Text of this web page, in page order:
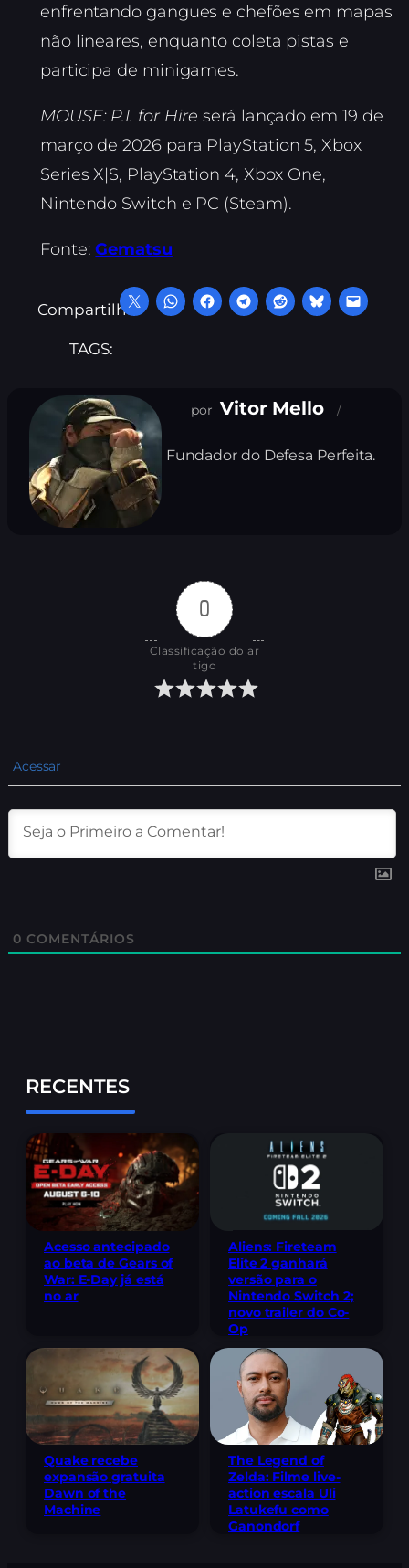
enfrentando gangues e chefões em mapas
não lineares, enquanto coleta pistas e
participa de minigames.
MOUSE: P.I. for Hire será lançado em 19 de
março de 2026 para PlayStation 5, Xbox
Series X|S, PlayStation 4, Xbox One,
Nintendo Switch e PC (Steam).
Fonte:Gematsu
Compartilhe:
TAGS:
Vitor Mello
Fundador do Defesa Perfeita.
0
Classificação do ar
tigo
Acessar
0 COMENTÁRIOS
RECENTES
Acesso antecipado
ao beta de Gears of
War: E-Day já está
no ar
Aliens: Fireteam
Elite 2 ganhará
versão para o
Nintendo Switch 2;
novo trailer do Co-
Op
Quake recebe
expansão gratuita
Dawn of the
Machine
The Legend of
Zelda: Filme live-
action escala Uli
Latukefu como
Ganondorf